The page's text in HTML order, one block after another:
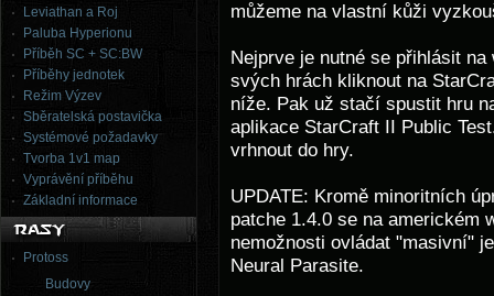
Leviathan a Roj
Paluba Hyperionu
Příběh SC + SC:BW
Příběhy jednotek
Režim Výzev
Sběratelská postavička
Systémové požadavky
Tvorba 1v1 map
Vyprávění příběhu
Základní informace
Protoss
Budovy
můžeme na vlastní kůži
Nejprve je nutné se přihlásit
svých hrách kliknout na
níže. Pak už stačí spustit hru
aplikace StarCraft II Public
vrhnout do hry.
UPDATE: Kromě minoritních
patche 1.4.0 se na americkém
nemožnosti ovládat "masivní"
Neural Parasite.